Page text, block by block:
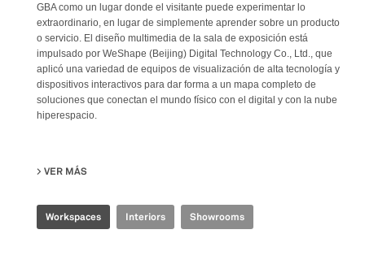
GBA como un lugar donde el visitante puede experimentar lo
extraordinario, en lugar de simplemente aprender sobre un producto
o servicio. El diseño multimedia de la sala de exposición está
impulsado por WeShape (Beijing) Digital Technology Co., Ltd., que
aplicó una variedad de equipos de visualización de alta tecnología y
dispositivos interactivos para dar forma a un mapa completo de
soluciones que conectan el mundo físico con el digital y con la nube
hiperespacio.
VER MÁS
Workspaces Interiors Showrooms